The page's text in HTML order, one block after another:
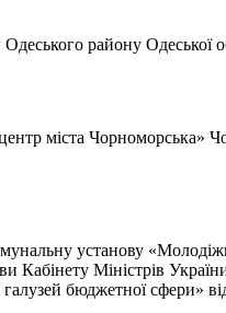
району Одеської
міста Чорноморська»
установу
Кабінету Міністрів
галузей бюджетної